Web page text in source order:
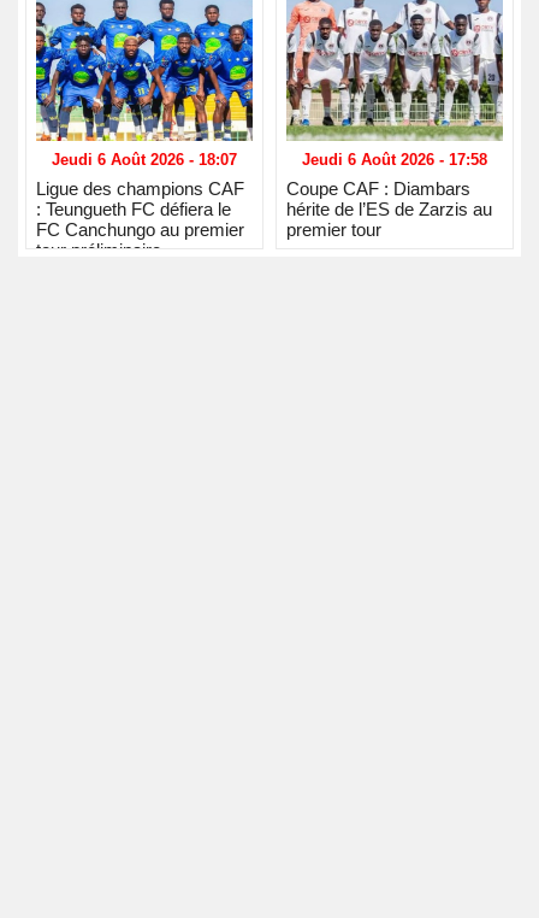
Jeudi 6 Août 2026 - 18:07
Ligue des champions CAF
: Teungueth FC défiera le
FC Canchungo au premier
tour préliminaire
Jeudi 6 Août 2026 - 17:58
Coupe CAF : Diambars
hérite de l’ES de Zarzis au
premier tour